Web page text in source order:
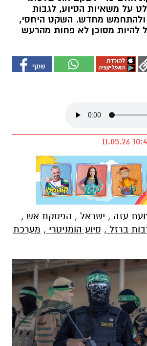
על משאיות הסיוע, לגבות
ולהתחמש מחדש. השקט היחסי,
להיות מסוכן לא פחות מהרעש
עזה , ישראל , הפסקת אש ,
ברזל , סיוע הומניטרי , מערכת